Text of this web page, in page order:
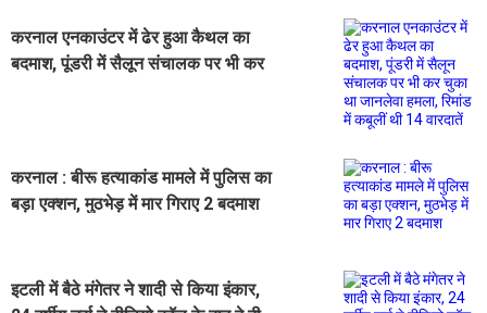
करनाल एनकाउंटर में ढेर हुआ कैथल का
बदमाश, पूंडरी में सैलून संचालक पर भी कर
करनाल : बीरू हत्याकांड मामले में पुलिस का
बड़ा एक्शन, मुठभेड़ में मार गिराए 2 बदमाश
इटली में बैठे मंगेतर ने शादी से किया इंकार,